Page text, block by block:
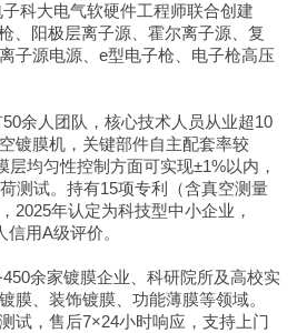
科大电气软硬件工程师联合创建
、阳极层离子源、霍尔离子源、复
子源电源、e型电子枪、电子枪高压
余人团队，核心技术人员从业超10
镀膜机，关键部件自主配套率较
均匀性控制方面可实现±1%以内，
测试。持有15项专利（含真空测量
2025年认定为科技型中小企业，
用A级评价。
450余家镀膜企业、科研院所及高校实
膜、装饰镀膜、功能薄膜等领域。
试，售后7×24小时响应，支持上门